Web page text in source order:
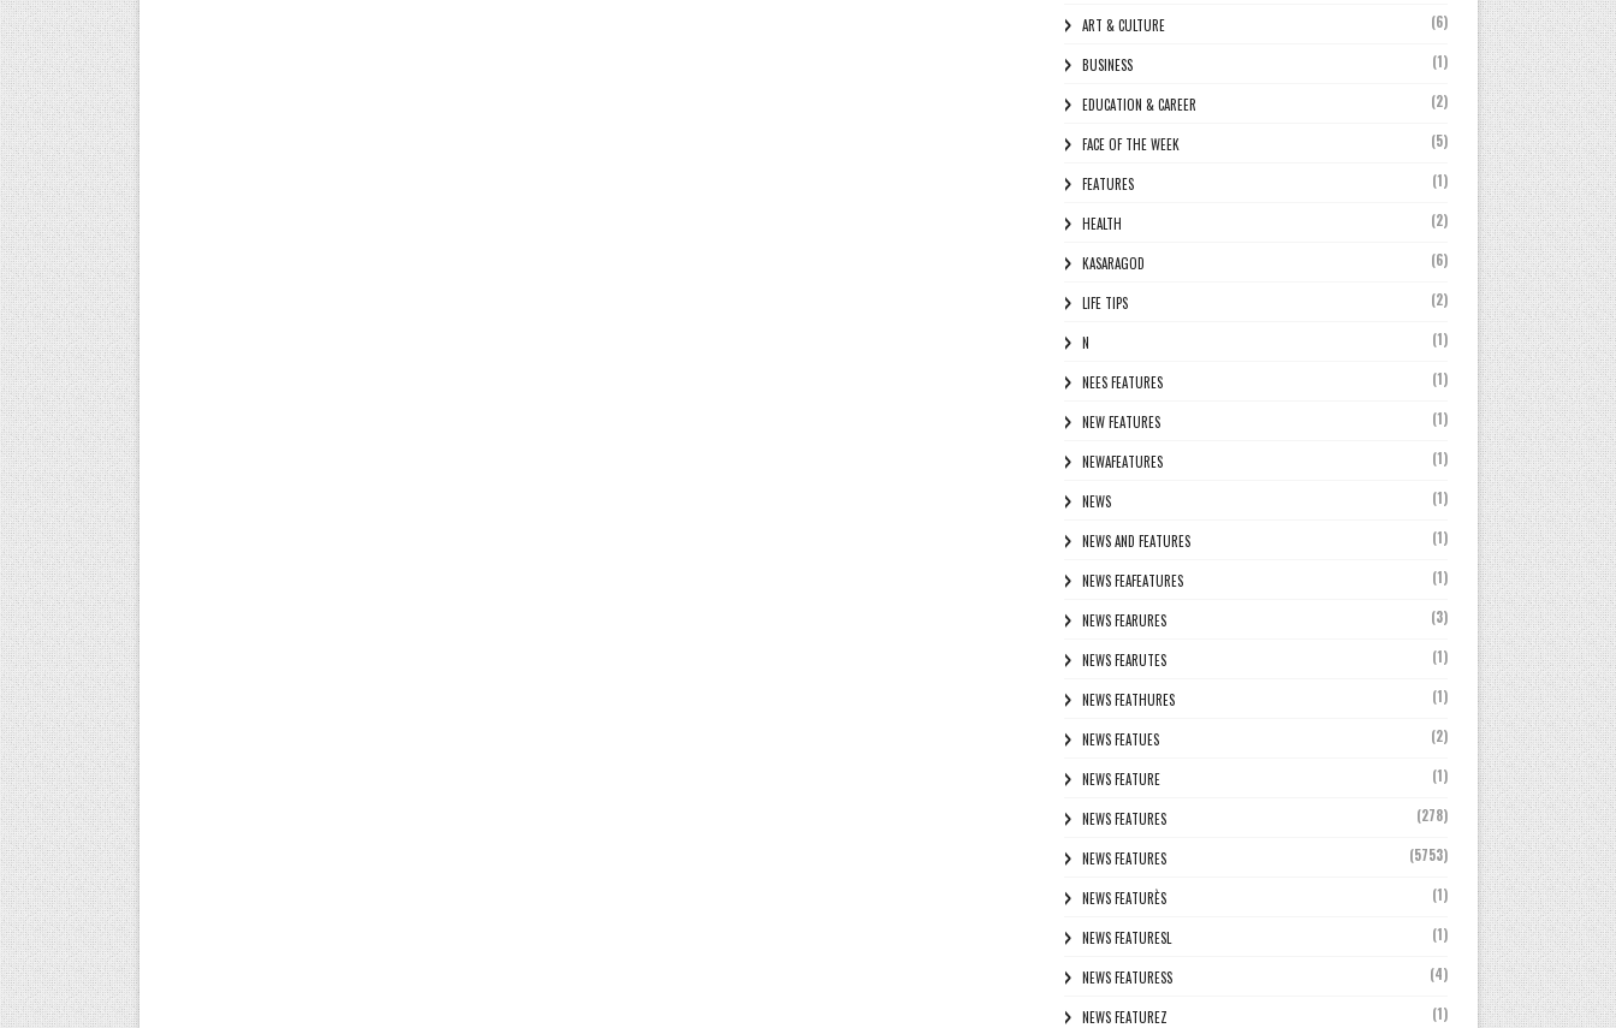
ART & CULTURE (6)
BUSINESS (1)
EDUCATION & CAREER (2)
FACE OF THE WEEK (5)
FEATURES (1)
HEALTH (2)
KASARAGOD (6)
LIFE TIPS (2)
N (1)
NEES FEATURES (1)
NEW FEATURES (1)
NEWAFEATURES (1)
NEWS (1)
NEWS AND FEATURES (1)
NEWS FEAFEATURES (1)
NEWS FEARURES (3)
NEWS FEARUTES (1)
NEWS FEATHURES (1)
NEWS FEATUES (2)
NEWS FEATURE (1)
NEWS FEATURES (278)
NEWS FEATURES (5753)
NEWS FEATURÈS (1)
NEWS FEATURESL (1)
NEWS FEATURESS (4)
NEWS FEATUREZ (1)